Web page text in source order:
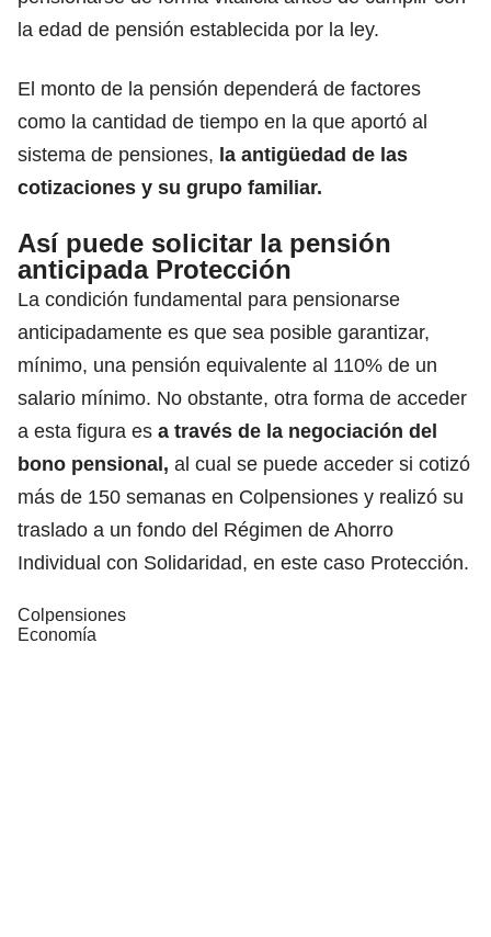
la edad de pensión establecida por la ley.
El monto de la pensión dependerá de factores
como la cantidad de tiempo en la que aportó al
sistema de pensiones, la antigüedad de las
cotizaciones y su grupo familiar.
Así puede solicitar la pensión
anticipada Protección
La condición fundamental para pensionarse
anticipadamente es que sea posible garantizar,
mínimo, una pensión equivalente al 110% de un
salario mínimo. No obstante, otra forma de acceder
a esta figura es a través de la negociación del
bono pensional, al cual se puede acceder si cotizó
más de 150 semanas en Colpensiones y realizó su
traslado a un fondo del Régimen de Ahorro
Individual con Solidaridad, en este caso Protección.
Colpensiones
Economía